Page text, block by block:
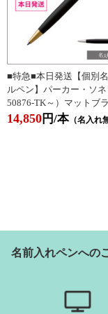
■特急■本日発送【個別
ルペン】パーカー・ソ
50876-TK～）マットブ
14,850円/本（名入れ
名前入れペンへの